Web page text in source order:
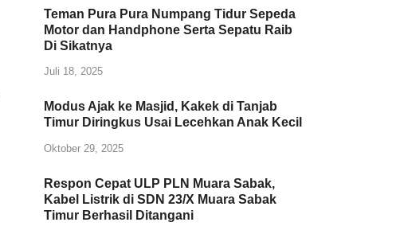
Teman Pura Pura Numpang Tidur Sepeda
Motor dan Handphone Serta Sepatu Raib
Di Sikatnya
Juli 18, 2025
Modus Ajak ke Masjid, Kakek di Tanjab
Timur Diringkus Usai Lecehkan Anak Kecil
Oktober 29, 2025
Respon Cepat ULP PLN Muara Sabak,
Kabel Listrik di SDN 23/X Muara Sabak
Timur Berhasil Ditangani